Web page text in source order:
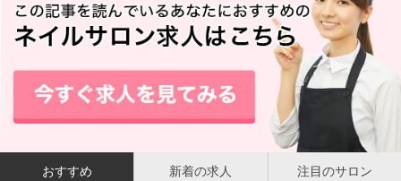
口コミ一部抜粋
初めて利用させていただきましたが、凄く良かったです！料金が安
いのに、迷ってしまうほどの選択肢があり、ストーンや色の変更も
ＯＫ。冷たくて美味しいお茶とお菓子まで出して頂きました。施術
も丁寧で親切。相談に乗って頂きながら素敵なネイルが仕上がりま
した！今度はもう少し高いメニューでやってもらおうかと思ってい
ます。オススメ！！（30代 女性）
おすすめ 新着の求人 注目のサロン